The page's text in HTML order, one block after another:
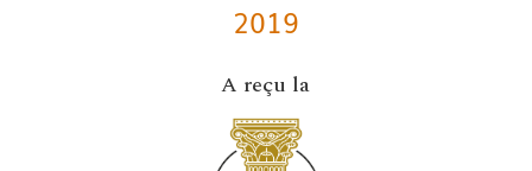
2019
A reçu la